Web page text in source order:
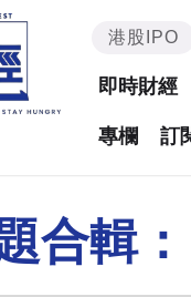
港股IPO
即時財經
專欄 訂
合輯：